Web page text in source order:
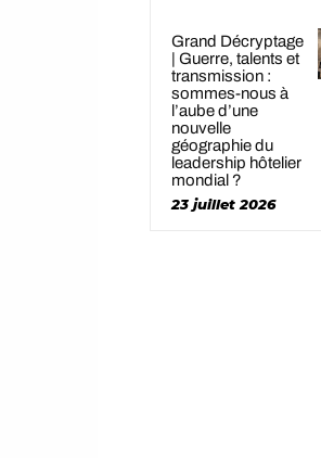
Grand Décryptage
| Guerre, talents et
transmission :
sommes-nous à
l’aube d’une
nouvelle
géographie du
leadership hôtelier
mondial ?
23 juillet 2026